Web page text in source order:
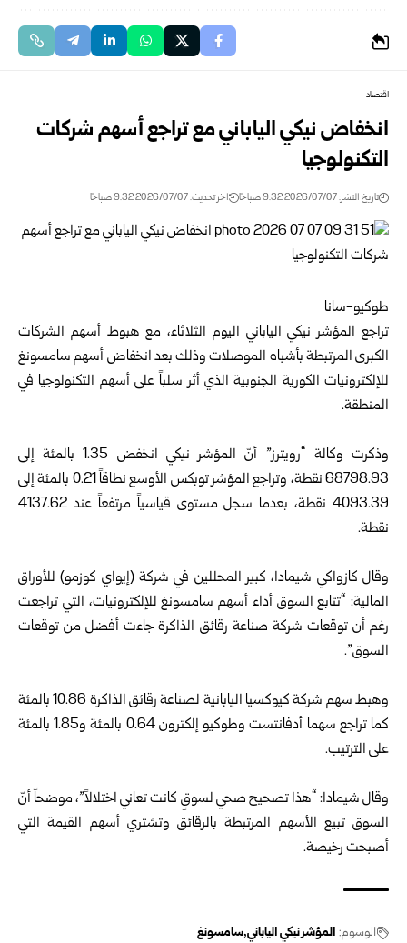
اقتصاد
انخفاض نيكي الياباني مع تراجع أسهم شركات
التكنولوجيا
تاريخ النشر: 2026/07/07 9:32 صباحًا اخر تحديث: 2026/07/07 9:32 صباحًا
طوكيو-سانا
تراجع المؤشر نيكي الياباني اليوم الثلاثاء، مع هبوط أسهم الشركات
الكبرى المرتبطة بأشباه ‌الموصلات وذلك بعد انخفاض أسهم سامسونغ
للإلكترونيات الكورية الجنوبية الذي أثر سلباً على أسهم التكنولوجيا في
المنطقة.
وذكرت وكالة “رويترز” أنّ المؤشر نيكي انخفض 1.35 بالمئة إلى
68798.93 ⁠نقطة، وتراجع المؤشر توبكس الأوسع نطاقاً 0.21 بالمئة إلى
4093.39 نقطة، بعدما سجل مستوى قياسياً مرتفعاً عند 4137.62
نقطة.
وقال كازواكي شيمادا، كبير المحللين في شركة (إيواي كوزمو) للأوراق
‌المالية: “تتابع ⁠السوق أداء أسهم سامسونغ للإلكترونيات، التي تراجعت
رغم أن توقعات شركة صناعة رقائق الذاكرة جاءت أفضل من توقعات
السوق”.
وهبط ⁠سهم شركة كيوكسيا اليابانية لصناعة رقائق الذاكرة 10.86 بالمئة
كما تراجع سهما أدفانتست وطوكيو ⁠إلكترون 0.64 بالمئة و1.85 بالمئة
على الترتيب.
وقال شيمادا: “هذا تصحيح صحي لسوقٍ ⁠كانت تعاني اختلالاً”، موضحاً أنّ
السوق تبيع الأسهم المرتبطة بالرقائق وتشتري أسهم القيمة التي
أصبحت رخيصة.
الوسوم: المؤشر نيكي الياباني سامسونغ